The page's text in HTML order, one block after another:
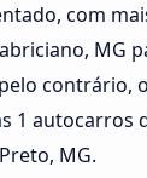
com
MG
contrário,
1 autocarros
MG.